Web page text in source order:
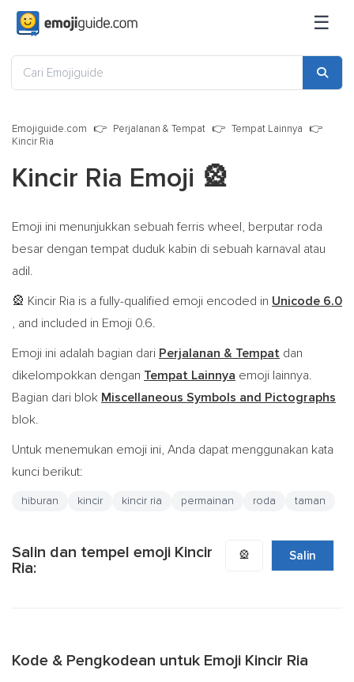
☰
Emojiguide.com Perjalanan & Tempat
Tempat Lainnya
Kincir Ria
Kincir Ria Emoji 🎡
Emoji ini menunjukkan sebuah ferris wheel, berputar roda
besar dengan tempat duduk kabin di sebuah karnaval atau
adil.
🎡 Kincir Ria is a fully-qualified emoji encoded in Unicode 6.0
, and included in Emoji 0.6.
Emoji ini adalah bagian dari Perjalanan & Tempat dan
dikelompokkan dengan Tempat Lainnya emoji lainnya.
Bagian dari blok Miscellaneous Symbols and Pictographs
blok.
Untuk menemukan emoji ini, Anda dapat menggunakan kata
kunci berikut:
hiburan kincir kincir ria permainan roda taman
Salin dan tempel emoji Kincir
Ria:
🎡 Salin
Kode & Pengkodean untuk Emoji Kincir Ria